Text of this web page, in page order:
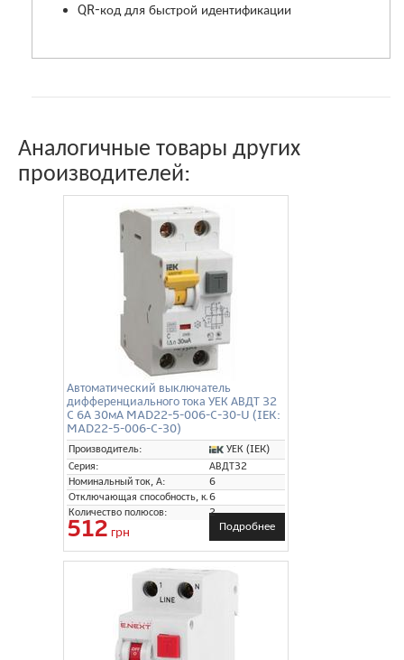
QR-код для быстрой идентификации
Аналогичные товары других
производителей:
Автоматический выключатель
дифференциального тока УЕК АВДТ 32
C 6А 30мА MAD22-5-006-C-30-U (IEK:
MAD22-5-006-C-30)
Производитель:
УЕК (IEK)
Серия:
АВДТ32
Номинальный ток, А:
6
Отключающая способность, кА:
6
Количество полюсов:
2
512 грн Подробнее